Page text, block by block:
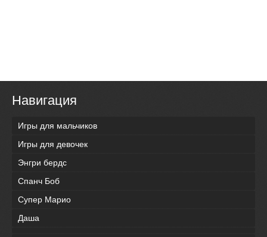
Навигация
Игры для мальчиков
Игры для девочек
Энгри бердс
Спанч Боб
Супер Марио
Даша